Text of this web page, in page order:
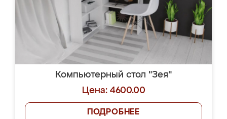
Компьютерный стол "Зея"
Цена: 4600.00
ПОДРОБНЕЕ